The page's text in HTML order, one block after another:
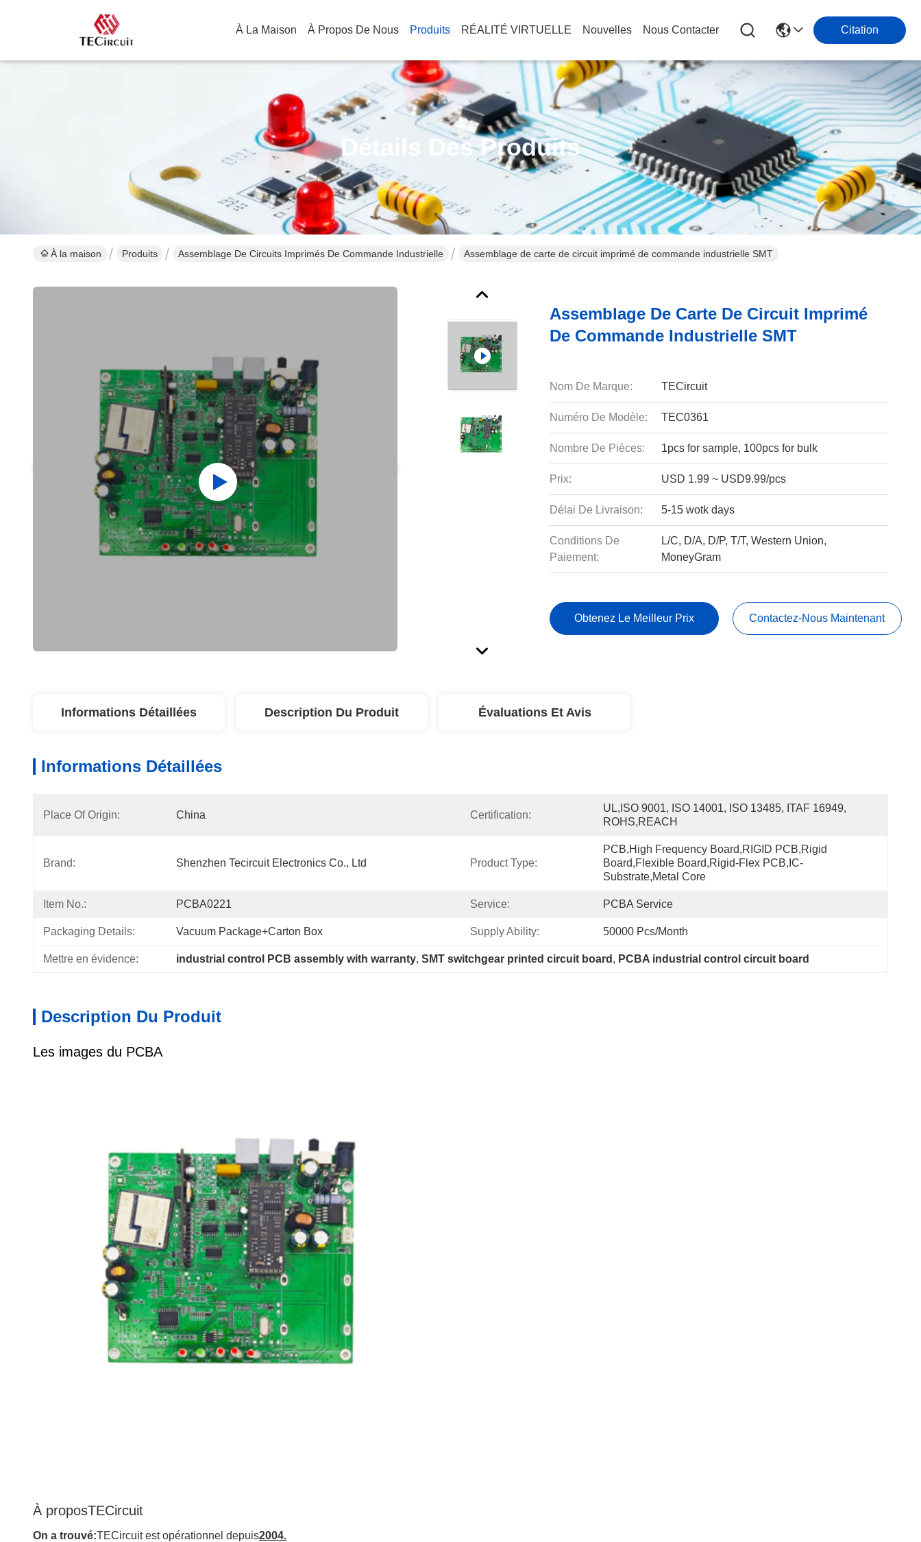
À La Maison À Propos De Nous Produits RÉALITÉ VIRTUELLE Nouvelles Nous Contacter Citation
Détails Des Produits
À la maison Produits Assemblage De Circuits Imprimés De Commande Industrielle Assemblage de carte de circuit imprimé de commande industrielle SMT
Assemblage De Carte De Circuit Imprimé
De Commande Industrielle SMT
Nom De Marque: TECircuit
Numéro De Modèle: TEC0361
Nombre De Pièces: 1pcs for sample, 100pcs for bulk
Prix: USD 1.99 ~ USD9.99/pcs
Délai De Livraison: 5-15 wotk days
Conditions De
Paiement:
L/C, D/A, D/P, T/T, Western Union,
MoneyGram
Obtenez Le Meilleur Prix Contactez-Nous Maintenant
Informations Détaillées Description Du Produit Évaluations Et Avis
Informations Détaillées
Place Of Origin: China Certification:
UL,ISO 9001, ISO 14001, ISO 13485, ITAF 16949,
ROHS,REACH
Brand: Shenzhen Tecircuit Electronics Co., Ltd Product Type:
PCB,High Frequency Board,RIGID PCB,Rigid
Board,Flexible Board,Rigid-Flex PCB,IC-
Substrate,Metal Core
Item No.: PCBA0221 Service: PCBA Service
Packaging Details: Vacuum Package+Carton Box Supply Ability: 50000 Pcs/month
Mettre en évidence: industrial control PCB assembly with warranty, SMT switchgear printed circuit board , PCBA industrial control circuit board
Description Du Produit
Les images du PCBA
À proposTECircuit
On a trouvé:TECircuit est opérationnel depuis2004.